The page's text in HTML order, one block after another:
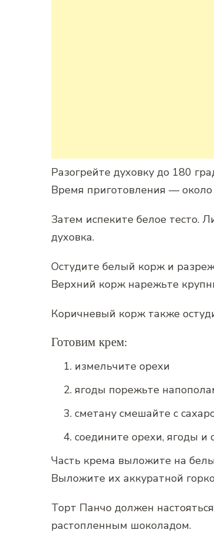
Разогрейте духовку до 180
Время приготовления —
Затем испеките белое тесто.
духовка.
Остудите белый корж и
Верхний корж нарежьте
Коричневый корж также
Готовим крем:
измельчите орехи
ягоды порежьте
сметану смешайте с
соедините орехи, ягоды
Часть крема выложите на
Выложите их аккуратной
Торт Панчо должен
растопленным шоколадом.